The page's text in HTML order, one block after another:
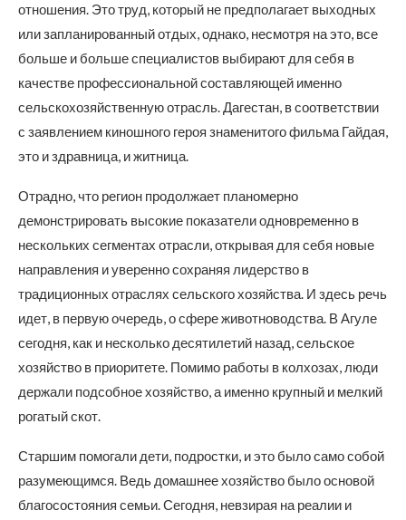
отношения. Это труд, который не предполагает выходных
или запланированный отдых, однако, несмотря на это, все
больше и больше специалистов выбирают для себя в
качестве профессиональной составляющей именно
сельскохозяйственную отрасль. Дагестан, в соответствии
с заявлением киношного героя знаменитого фильма Гайдая,
это и здравница, и житница.
Отрадно, что регион продолжает планомерно
демонстрировать высокие показатели одновременно в
нескольких сегментах отрасли, открывая для себя новые
направления и уверенно сохраняя лидерство в
традиционных отраслях сельского хозяйства. И здесь речь
идет, в первую очередь, о сфере животноводства. В Агуле
сегодня, как и несколько десятилетий назад, сельское
хозяйство в приоритете. Помимо работы в колхозах, люди
держали подсобное хозяйство, а именно крупный и мелкий
рогатый скот.
Старшим помогали дети, подростки, и это было само собой
разумеющимся. Ведь домашнее хозяйство было основой
благосостояния семьи. Сегодня, невзирая на реалии и